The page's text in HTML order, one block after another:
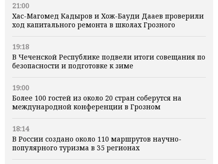
21:00
Хас-Магомед Кадыров и Хож-Бауди Дааев проверили
ход капитального ремонта в школах Грозного
19:18
В Чеченской Республике подвели итоги совещания по
безопасности и подготовке к зиме
19:00
Более 100 гостей из около 20 стран соберутся на
международной конференции в Грозном
18:14
В России создано около 110 маршрутов научно-
популярного туризма в 35 регионах